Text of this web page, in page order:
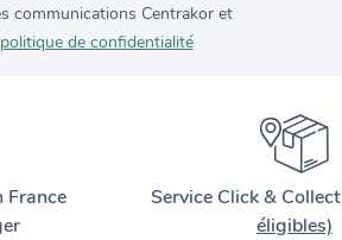
communications Centrakor et
politique de confidentialité
France
Service Click & Collect
éligibles)